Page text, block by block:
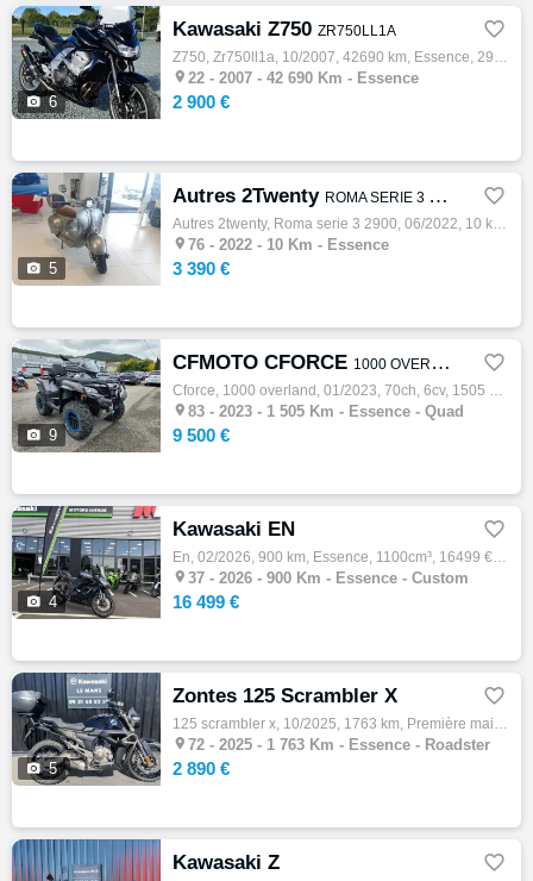
 6
Kawasaki Z750 ZR750LL1A 
Z750, Zr750ll1a, 10/2007, 42690 km, Essence, 2900 € KAWASAKI Z750 AUCUN RAIS A PREVOIR TRES BON ETAT PNEUS NEUFS VISIBLE SUR PLACE GARAGE V…
 22 - 2007 - 42 690 Km - Essence
2 900 €
 5
Autres 2Twenty ROMA SERIE 3 2900 
Autres 2twenty, Roma serie 3 2900, 06/2022, 10 km, Essence, Garantie constructeur, 3390 € VEHICULE VISIBLE SUR VOTRE CONCESSION SVA FIAT YV…
 76 - 2022 - 10 Km - Essence
3 390 €
 9
CFMOTO CFORCE 1000 OVERLAND 
Cforce, 1000 overland, 01/2023, 70ch, 6cv, 1505 km, Essence, Couleur gris, 9500 €
 83 - 2023 - 1 505 Km - Essence - Quad
9 500 €
 4
Kawasaki EN 
En, 02/2026, 900 km, Essence, 1100cm³, 16499 € Equipements : Kawasaki Ninja 1100 SX SE 1100 cm3 Sport GT 2026, vert/noir. À SAISIR CHEZ VOT…
 37 - 2026 - 900 Km - Essence - Custom
16 499 €
 5
Zontes 125 Scrambler X 
125 scrambler x, 10/2025, 1763 km, Première main, Essence, 125cm³, Couleur noir, 2890 € Equipements : A SAISIR ZONTE SCRAMBLER X 125 - 125 …
 72 - 2025 - 1 763 Km - Essence - Roadster
2 890 €
Kawasaki Z 